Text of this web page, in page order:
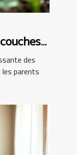
des
parents